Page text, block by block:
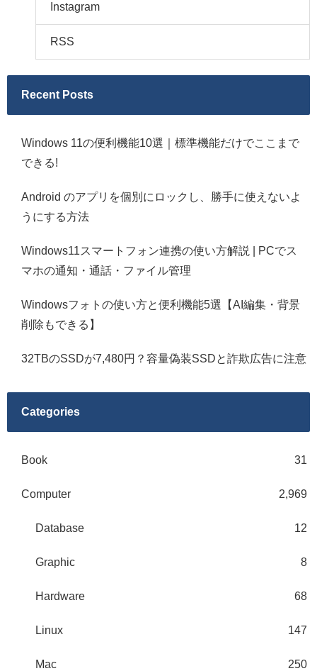
Instagram
RSS
Recent Posts
Windows 11の便利機能10選｜標準機能だけでここまで
できる!
Android のアプリを個別にロックし、勝手に使えないよ
うにする方法
Windows11スマートフォン連携の使い方解説 | PCでス
マホの通知・通話・ファイル管理
Windowsフォトの使い方と便利機能5選【AI編集・背景
削除もできる】
32TBのSSDが7,480円？容量偽装SSDと詐欺広告に注意
Categories
Book 31
Computer 2,969
Database 12
Graphic 8
Hardware 68
Linux 147
Mac 250